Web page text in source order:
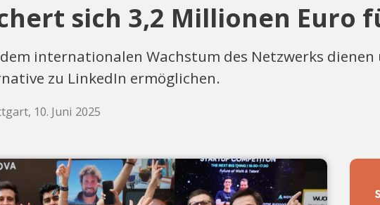
sich 3,2 Millionen Euro
internationalen Wachstum des Netzwerks dienen
zu LinkedIn ermöglichen.
10. Juni 2025